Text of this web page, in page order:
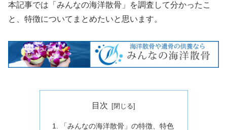
本記事では「みんなの海洋散骨」を調査して分かったこ
と、特徴についてまとめたいと思います。
目次
「みんなの海洋散骨」の特徴、特色